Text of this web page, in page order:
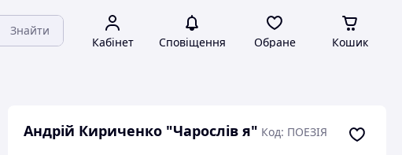
Знайти
Кабінет Сповіщення Обране Кошик
Андрій Кириченко "Чарослiв я" Код: ПОЕЗІЯ